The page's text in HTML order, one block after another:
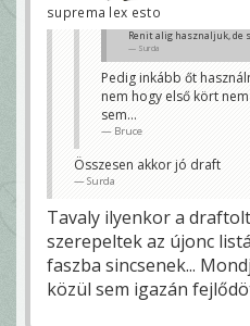
suprema lex esto
Renit alig hasznaljuk, de
Surda
Pedig inkább őt
nem hogy első kört
sem...
Bruce
Összesen akkor jó draft
Surda
Tavaly ilyenkor a
szerepeltek az újonc
faszba sincsenek...
közül sem igazán